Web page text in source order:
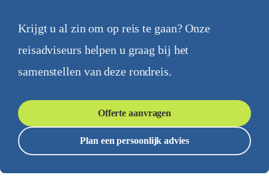
Krijgt u al zin om op reis te gaan? Onze
reisadviseurs helpen u graag bij het
samenstellen van deze rondreis.
Offerte aanvragen
Plan een persoonlijk advies